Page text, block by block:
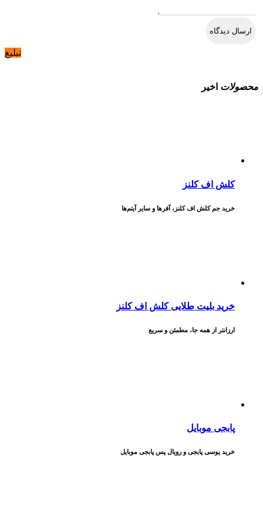
کلش اف کلنز
خرید بلیت طلایی کلش اف کلنز
پابجی موبایل